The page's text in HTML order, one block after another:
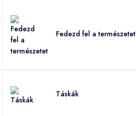
Fedezd fel a természetet
Táskák